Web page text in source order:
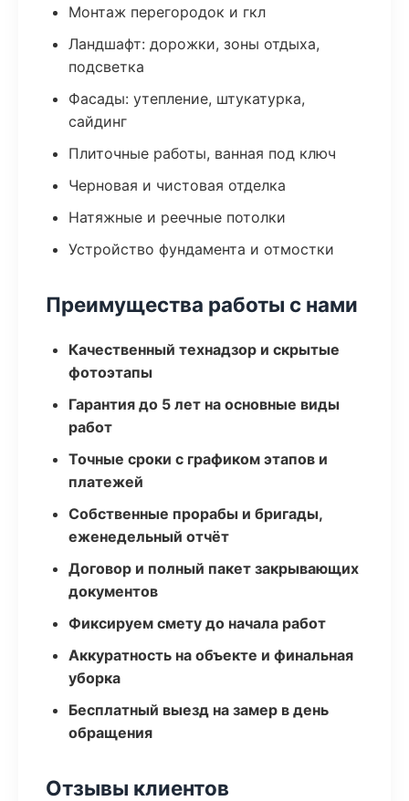
Монтаж перегородок и гкл
Ландшафт: дорожки, зоны отдыха,
подсветка
Фасады: утепление, штукатурка,
сайдинг
Плиточные работы, ванная под ключ
Черновая и чистовая отделка
Натяжные и реечные потолки
Устройство фундамента и отмостки
Преимущества работы с нами
Качественный технадзор и скрытые
фотоэтапы
Гарантия до 5 лет на основные виды
работ
Точные сроки с графиком этапов и
платежей
Собственные прорабы и бригады,
еженедельный отчёт
Договор и полный пакет закрывающих
документов
Фиксируем смету до начала работ
Аккуратность на объекте и финальная
уборка
Бесплатный выезд на замер в день
обращения
Отзывы клиентов